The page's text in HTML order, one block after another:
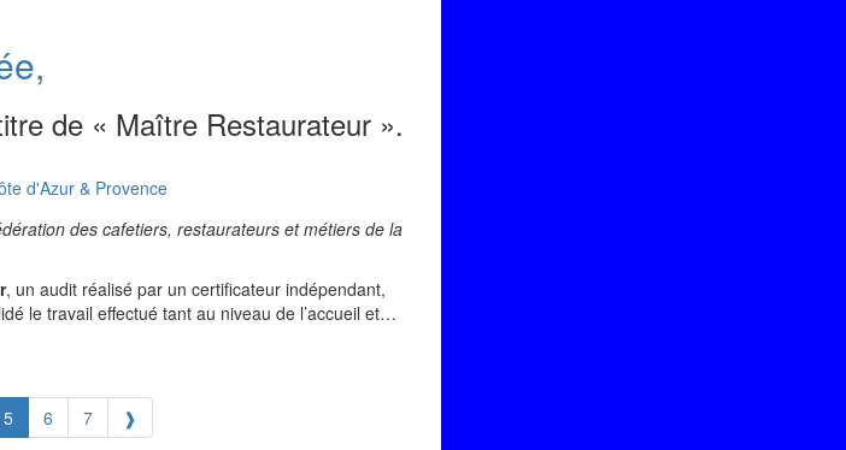
de « Maître Restaurateur ».
d'Azur & Provence
des cafetiers, restaurateurs et métiers de la
, un audit réalisé par un certificateur indépendant,
le travail effectué tant au niveau de l’accueil et…
5 6 7 ❱